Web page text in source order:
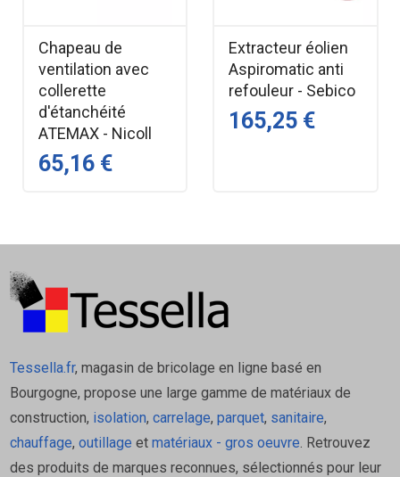
Chapeau de
ventilation avec
collerette
d'étanchéité
ATEMAX - Nicoll
65,16 €
Extracteur éolien
Aspiromatic anti
refouleur - Sebico
165,25 €
Tessella.fr, magasin de bricolage en ligne basé en
Bourgogne, propose une large gamme de matériaux de
construction, isolation, carrelage, parquet, sanitaire,
chauffage, outillage et matériaux - gros oeuvre. Retrouvez
des produits de marques reconnues, sélectionnés pour leur